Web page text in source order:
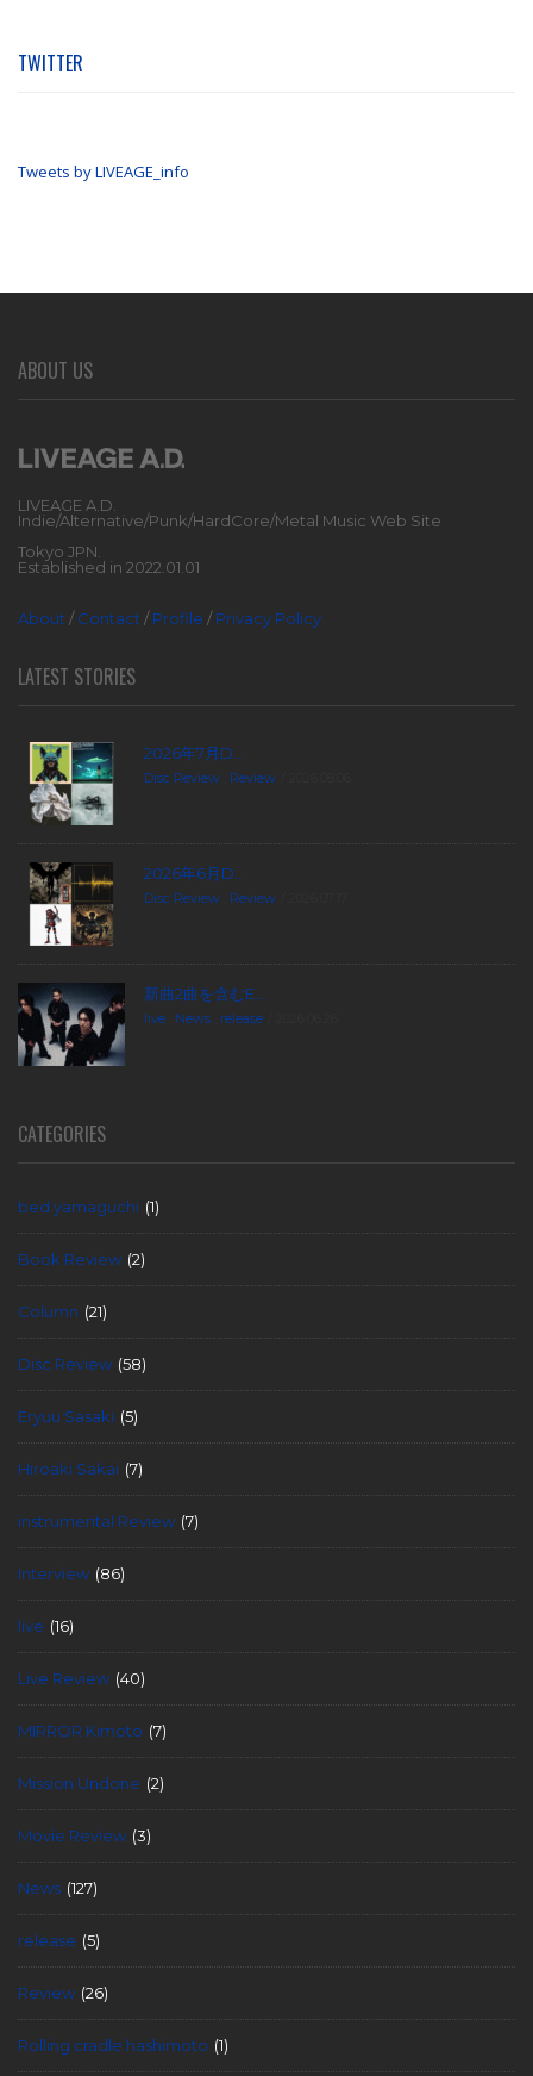
TWITTER
Tweets by LIVEAGE_info
ABOUT US
LIVEAGE A.D.
Indie/Alternative/Punk/HardCore/Metal Music Web Site
Tokyo JPN.
Established in 2022.01.01
About/Contact/Profile /Privacy Policy
LATEST STORIES
2026年7月D...
Disc Review Review
2026年6月D...
Disc Review Review
新曲2曲を含むE...
live News release
CATEGORIES
bed yamaguchi (1)
Book Review (2)
Column (21)
Disc Review (58)
Eryuu Sasaki (5)
Hiroaki Sakai (7)
instrumental Review (7)
Interview (86)
live (16)
Live Review (40)
MIRROR Kimoto (7)
Mission Undone (2)
Movie Review (3)
News (127)
release (5)
Review (26)
Rolling cradle hashimoto (1)